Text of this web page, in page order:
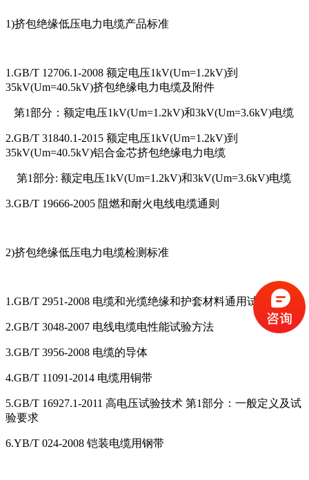
1)挤包绝缘低压电力电缆产品标准
1.GB/T 12706.1-2008 额定电压1kV(Um=1.2kV)到
35kV(Um=40.5kV)挤包绝缘电力电缆及附件
第1部分：额定电压1kV(Um=1.2kV)和3kV(Um=3.6kV)电缆
2.GB/T 31840.1-2015 额定电压1kV(Um=1.2kV)到
35kV(Um=40.5kV)铝合金芯挤包绝缘电力电缆
第1部分: 额定电压1kV(Um=1.2kV)和3kV(Um=3.6kV)电缆
3.GB/T 19666-2005 阻燃和耐火电线电缆通则
2)挤包绝缘低压电力电缆检测标准
1.GB/T 2951-2008 电缆和光缆绝缘和护套材料通用试验方法
2.GB/T 3048-2007 电线电缆电性能试验方法
3.GB/T 3956-2008 电缆的导体
4.GB/T 11091-2014 电缆用铜带
5.GB/T 16927.1-2011 高电压试验技术 第1部分：一般定义及试
验要求
6.YB/T 024-2008 铠装电缆用钢带